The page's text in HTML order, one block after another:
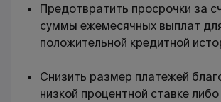
Предотвратить просрочки за
суммы ежемесячных выплат
положительной кредитной
Снизить размер платежей
низкой процентной ставке либо